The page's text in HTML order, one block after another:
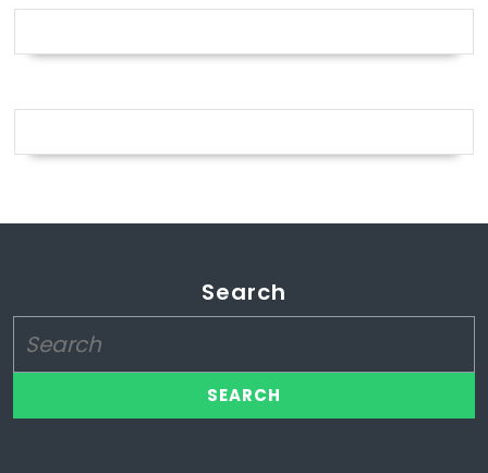
Search
for: